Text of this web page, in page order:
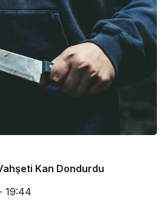
Kan Dondurdu
19:44